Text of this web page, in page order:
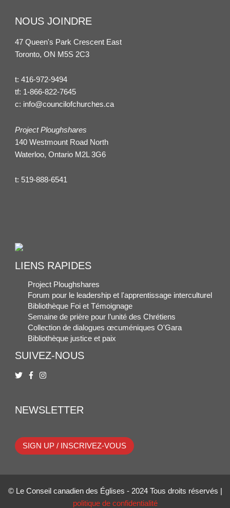
NOUS JOINDRE
47 Queen's Park Crescent East
Toronto, ON M5S 2C3
t:416-972-9494
tf: 1-866-822-7645
c: info@councilofchurches.ca
Project Ploughshares
140 Westmount Road North
Waterloo, Ontario M2L 3G6
t: 519-888-6541
LIENS RAPIDES
Project Ploughshares
Forum pour le leadership et l'apprentissage interculturel
Bibliothèque Foi et Témoignage
Semaine de prière pour l’unité des Chrétiens
Collection de dialogues œcuméniques O'Gara
Bibliothèque justice et paix
SUIVEZ-NOUS
NEWSLETTER
SIGN UP / INSCRIVEZ-VOUS
© Le Conseil canadien des Églises - 2024 Tous droits réservés |
politique de confidentialité